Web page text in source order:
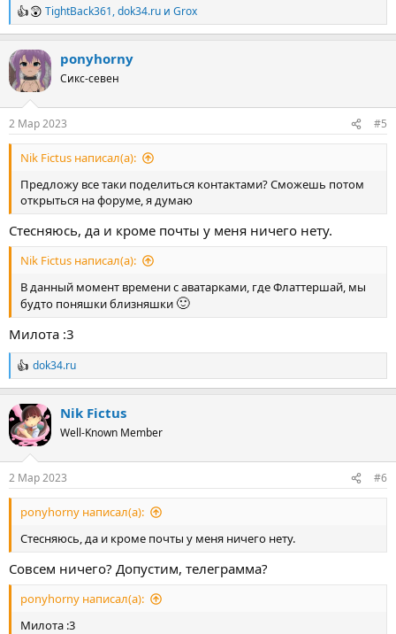
Р
е
к
ц
и
TightBack361,dok34.ru и Grox
ponyhorny
Сикс-севен
2 Мар 2023 #5
Nik Fictus написал(а):
Предложу все таки поделиться контактами? Сможешь потом
открыться на форуме, я думаю
Стесняюсь, да и кроме почты у меня ничего нету.
Nik Fictus написал(а):
В данный момент времени с аватарками, где Флаттершай, мы
будто поняшки близняшки 🙂
Милота :3
Р
е
к
ц
и
dok34.ru
Nik Fictus
Well-Known Member
2 Мар 2023 #6
ponyhorny написал(а):
Стесняюсь, да и кроме почты у меня ничего нету.
Совсем ничего? Допустим, телеграмма?
ponyhorny написал(а):
Милота :3